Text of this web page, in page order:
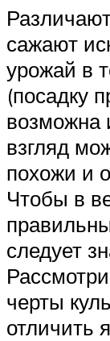
сажают
урожай в
(посадку
возможна
взгляд
похожи и
Чтобы в
следует
черты
отличить